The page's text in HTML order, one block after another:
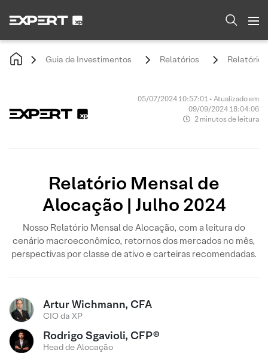
Guia de Investimentos Relatórios Relatório
05/07/2024 10:57:01 • Atualizado em
09/09/2024 18:04:06
2 minutos de leitura
Relatório Mensal de
Alocação | Julho 2024
Nosso Relatório Mensal de Alocação, com a leitura do
cenário macroeconômico, retornos dos mercados no mês,
perspectivas por classe de ativo e carteiras recomendadas.
Artur Wichmann, CFA
CIO da XP
Rodrigo Sgavioli, CFP®
Head de Alocação